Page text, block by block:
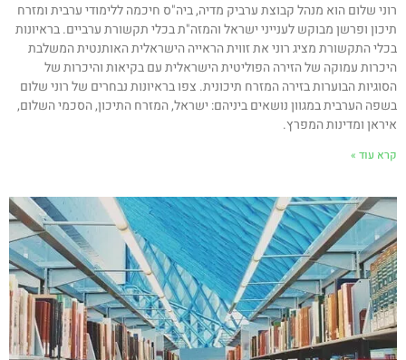
רוני שלום הוא מנהל קבוצת ערביק מדיה, ביה"ס חיכמה ללימודי ערבית ומזרח
תיכון ופרשן מבוקש לענייני ישראל והמזה"ת בכלי תקשורת ערביים. בראיונות
בכלי התקשורת מציג רוני את זווית הראייה הישראלית האותנטית המשלבת
היכרות עמוקה של הזירה הפוליטית הישראלית עם בקיאות והיכרות של
הסוגיות הבוערות בזירה המזרח תיכונית. צפו בראיונות נבחרים של רוני שלום
בשפה הערבית במגוון נושאים ביניהם: ישראל, המזרח התיכון, הסכמי השלום,
איראן ומדינות המפרץ.
קרא עוד »